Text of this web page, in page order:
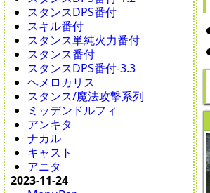
スタンスDPS番付
スキル番付
スタンス単純火力番付
スタンス番付
スタンスDPS番付-3.3
ヘメロカリス
スタンス/魔法攻撃系列
ミッデンドルフィ
アンキタ
ナカル
キャスト
アニタ
2023-11-24